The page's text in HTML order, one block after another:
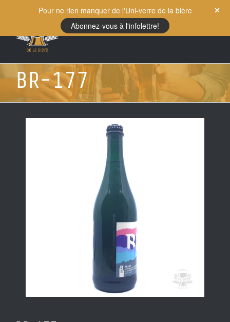
content
BR-177
Pour ne rien manquer de l'Uni-verre de la bière
Abonnez-vous à l'infolettre!